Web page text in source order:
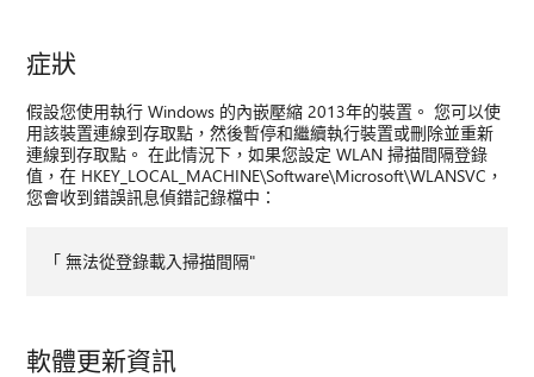
症狀
假設您使用執行 Windows 的內嵌壓縮 2013年的裝置。 您可以使
用該裝置連線到存取點，然後暫停和繼續執行裝置或刪除並重新
連線到存取點。 在此情況下，如果您設定 WLAN 掃描間隔登錄
值，在 HKEY_LOCAL_MACHINE\Software\Microsoft\WLANSVC，
您會收到錯誤訊息偵錯記錄檔中：
「 無法從登錄載入掃描間隔"
軟體更新資訊